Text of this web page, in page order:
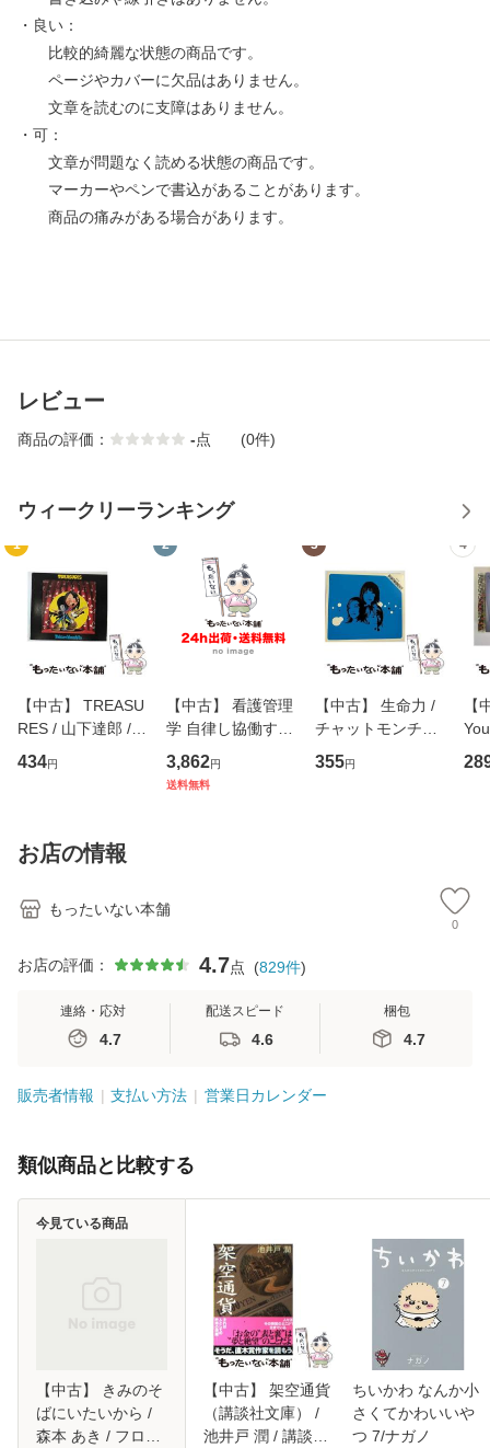
・良い：
比較的綺麗な状態の商品です。
ページやカバーに欠品はありません。
文章を読むのに支障はありません。
・可：
文章が問題なく読める状態の商品です。
マーカーやペンで書込があることがあります。
商品の痛みがある場合があります。
レビュー
商品の評価： -点 (0件)
ウィークリーランキング
1
【中古】 TREASU
RES / 山下達郎 /
イーストウエス
ト・ジャパン [CD]
434円
2
【中古】 看護管理
学 自律し協働する
専門職の看護マネ
ジメントスキル 改
3,862円
送料無料
3
【中古】 生命力 /
チャットモンチー /
キューンレコード
[CD]【メール便送
355円
4
【
のが
お店の情報
もったいない本舗
0
お店の評価： 4.7点 (829件)
連絡・応対
4.7
配送スピード
4.6
梱包
4.7
販売者情報 支払い方法 営業日カレンダー
類似商品と比較する
【中古】 きみのそ
ばにいたいから /
森本 あき / フロン
今見ている商品
【中古】 架空通貨
（講談社文庫） /
池井戸 潤 / 講談社
ちいかわ なんか小
さくてかわいいや
つ 7/ナガノ